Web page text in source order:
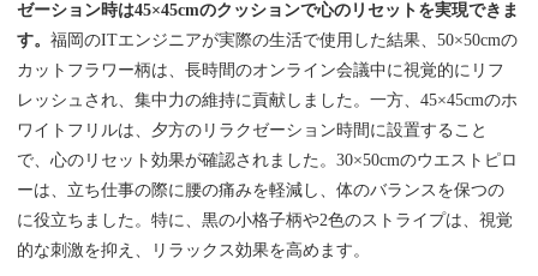
ゼーション時は45×45cmのクッションで心のリセットを実現できま
す。福岡のITエンジニアが実際の生活で使用した結果、50×50cmの
カットフラワー柄は、長時間のオンライン会議中に視覚的にリフ
レッシュされ、集中力の維持に貢献しました。一方、45×45cmのホ
ワイトフリルは、夕方のリラクゼーション時間に設置すること
で、心のリセット効果が確認されました。30×50cmのウエストピロ
ーは、立ち仕事の際に腰の痛みを軽減し、体のバランスを保つの
に役立ちました。特に、黒の小格子柄や2色のストライプは、視覚
的な刺激を抑え、リラックス効果を高めます。